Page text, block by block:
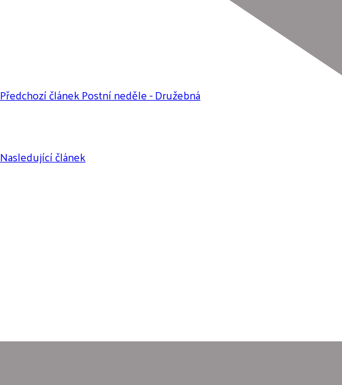
Předchozí článekPostní neděle - Družebná
Nasledující článek